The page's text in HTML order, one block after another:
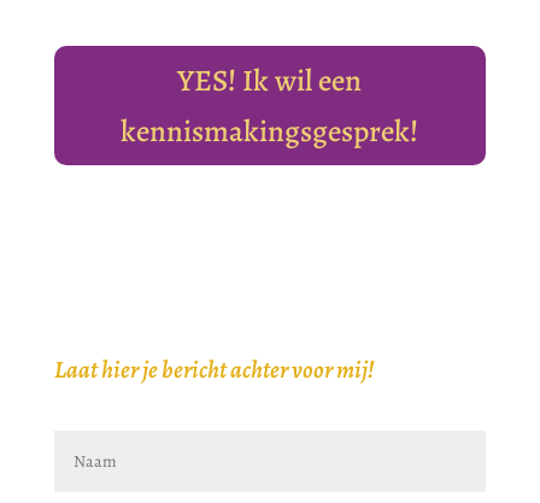
YES! Ik wil een
kennismakingsgesprek!
Laat hier je bericht achter voor mij!